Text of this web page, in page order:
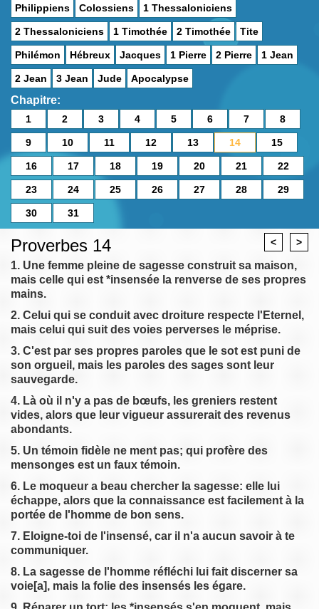
Philippiens Colossiens 1 Thessaloniciens
2 Thessaloniciens 1 Timothée 2 Timothée Tite
Philémon Hébreux Jacques 1 Pierre 2 Pierre 1 Jean
2 Jean 3 Jean Jude Apocalypse
Chapitre:
1 2 3 4 5 6 7 8
9 10 11 12 13 14 15
16 17 18 19 20 21 22
23 24 25 26 27 28 29
30 31
< >
Proverbes 14
1. Une femme pleine de sagesse construit sa maison,
mais celle qui est *insensée la renverse de ses propres
mains.
2. Celui qui se conduit avec droiture respecte l'Eternel,
mais celui qui suit des voies perverses le méprise.
3. C'est par ses propres paroles que le sot est puni de
son orgueil, mais les paroles des sages sont leur
sauvegarde.
4. Là où il n'y a pas de bœufs, les greniers restent
vides, alors que leur vigueur assurerait des revenus
abondants.
5. Un témoin fidèle ne ment pas; qui profère des
mensonges est un faux témoin.
6. Le moqueur a beau chercher la sagesse: elle lui
échappe, alors que la connaissance est facilement à la
portée de l'homme de bon sens.
7. Eloigne-toi de l'insensé, car il n'a aucun savoir à te
communiquer.
8. La sagesse de l'homme réfléchi lui fait discerner sa
voie[a], mais la folie des insensés les égare.